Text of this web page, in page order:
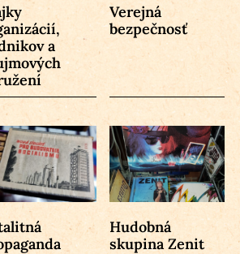
a
Verejná
bezpečnosť
Hudobná
skupina Zenit